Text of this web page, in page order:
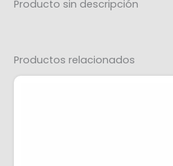
Producto sin descripción
Productos relacionados